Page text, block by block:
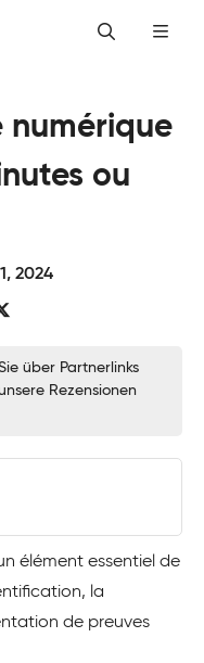
numérique
ou
2024
über Partnerlinks
Rezensionen
élément essentiel de
la
de preuves